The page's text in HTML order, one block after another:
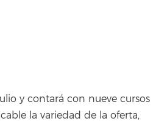
y contará con nueve cursos
la variedad de la oferta,